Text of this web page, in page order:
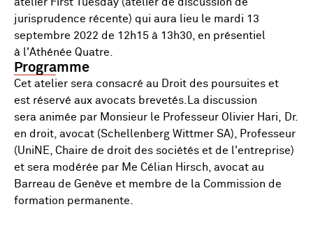
jurisprudence récente) qui aura lieu le mardi 13
septembre 2022 de 12h15 à 13h30, en présentiel
à l'Athénée Quatre.
Programme
Cet atelier sera consacré au Droit des poursuites et
est réservé aux avocats brevetés.La discussion
sera animée par Monsieur le Professeur Olivier Hari, Dr.
en droit, avocat (Schellenberg Wittmer SA), Professeur
(UniNE, Chaire de droit des sociétés et de l'entreprise)
et sera modérée par Me Célian Hirsch, avocat au
Barreau de Genève et membre de la Commission de
formation permanente.